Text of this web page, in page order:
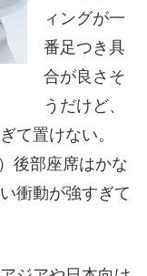
ィングが一
番足つき具
合が良さそ
うだけど、
て置けない。
後部座席はかな
衝動が強すぎて